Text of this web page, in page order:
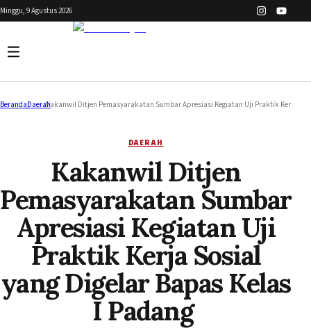
Minggu, 9 Agustus 2026
Beranda/Daerah
/Kakanwil Ditjen Pemasyarakatan Sumbar Apresiasi Kegiatan Uji Praktik Kerja
DAERAH
Kakanwil Ditjen
Pemasyarakatan Sumbar
Apresiasi Kegiatan Uji
Praktik Kerja Sosial
yang Digelar Bapas Kelas
I Padang